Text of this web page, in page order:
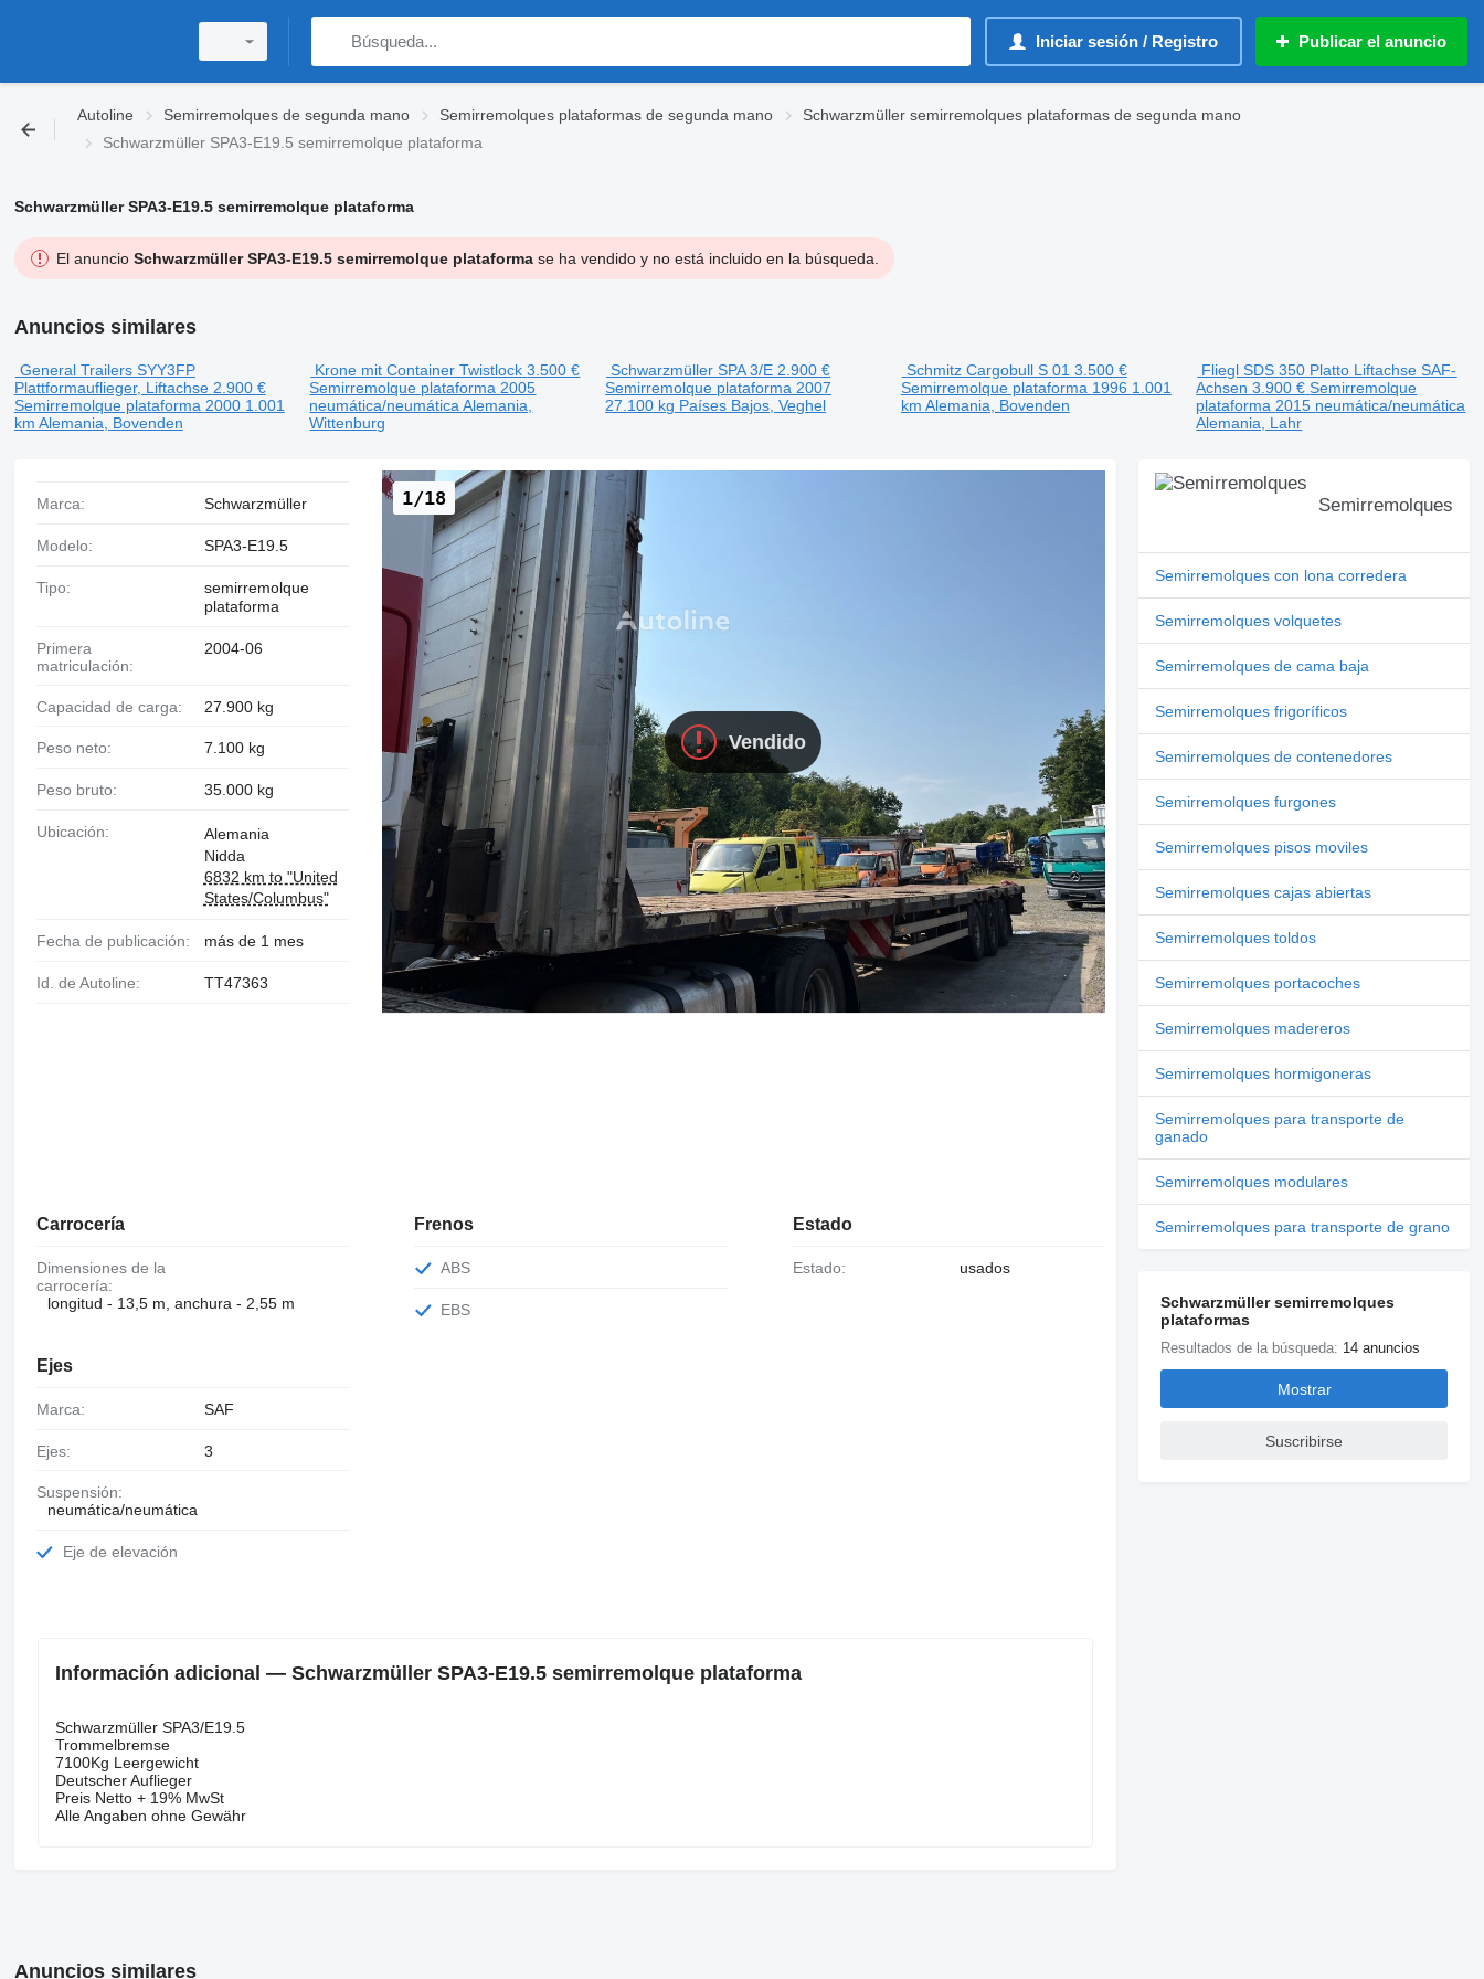
Iniciar sesión / Registro Publicar el anuncio
Autoline Semirremolques de segunda mano Semirremolques plataformas de segunda mano
Schwarzmüller semirremolques plataformas de segunda mano
Schwarzmüller SPA3-E19.5 semirremolque plataforma
Schwarzmüller SPA3-E19.5 semirremolque plataforma
El anuncio Schwarzmüller SPA3-E19.5 semirremolque plataformase ha vendido y no está incluido en la búsqueda.
Anuncios similares
General Trailers SYY3FP
Plattformauflieger, Liftachse 2.900 €
Semirremolque plataforma 2000 1.001
km Alemania, Bovenden
Krone mit Container Twistlock 3.500 €
Semirremolque plataforma 2005
neumática/neumáticaAlemania,
Wittenburg
Schwarzmüller SPA 3/E 2.900 €
Semirremolque plataforma 2007
27.100 kg Países Bajos, Veghel
Schmitz Cargobull S 01 3.500 €
Semirremolque plataforma 1996 1.001
km Alemania, Bovenden
Fliegl SDS 350 Platto Liftachse SAF-
Achsen 3.900 € Semirremolque
plataforma 2015 neumática/neumática
Alemania, Lahr
Vendido
1/18
Marca: Schwarzmüller
Modelo: SPA3-E19.5
Tipo:
semirremolque
plataforma
Primera
matriculación:
2004-06
Capacidad de carga: 27.900 kg
Peso neto: 7.100 kg
Peso bruto: 35.000 kg
Ubicación:
Alemania
Nidda
6832 km to "United
States/Columbus"
Fecha de publicación: más de 1 mes
Id. de Autoline: TT47363
Carrocería
Dimensiones de la
carrocería:
longitud - 13,5 m, anchura - 2,55 m
Ejes
Marca: SAF
Ejes: 3
Suspensión:
neumática/neumática
Eje de elevación
Frenos
ABS
EBS
Estado
Estado: usados
Información adicional — Schwarzmüller SPA3-E19.5 semirremolque plataforma
Schwarzmüller SPA3/E19.5
Trommelbremse
7100Kg Leergewicht
Deutscher Auflieger
Preis Netto + 19% MwSt
Alle Angaben ohne Gewähr
Semirremolques
Semirremolques con lona corredera
Semirremolques volquetes
Semirremolques de cama baja
Semirremolques frigoríficos
Semirremolques de contenedores
Semirremolques furgones
Semirremolques pisos moviles
Semirremolques cajas abiertas
Semirremolques toldos
Semirremolques portacoches
Semirremolques madereros
Semirremolques hormigoneras
Semirremolques para transporte de
ganado
Semirremolques modulares
Semirremolques para transporte de grano
Schwarzmüller semirremolques
plataformas
Resultados de la búsqueda: 14 anuncios
Mostrar
Suscribirse
Anuncios similares